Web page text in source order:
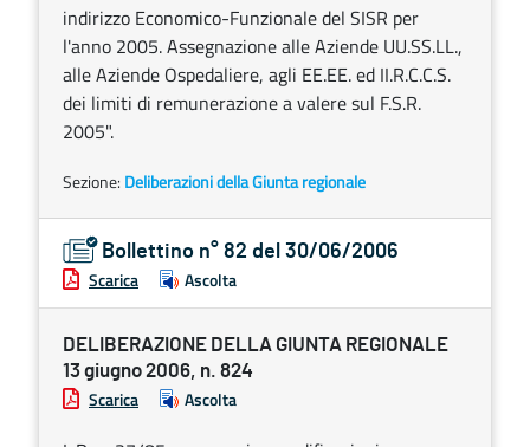
indirizzo Economico-Funzionale del SISR per
l'anno 2005. Assegnazione alle Aziende UU.SS.LL.,
alle Aziende Ospedaliere, agli EE.EE. ed II.R.C.C.S.
dei limiti di remunerazione a valere sul F.S.R.
2005".
Sezione: Deliberazioni della Giunta regionale
Bollettino n° 82 del 30/06/2006
Scarica Ascolta
DELIBERAZIONE DELLA GIUNTA REGIONALE
13 giugno 2006, n. 824
Scarica Ascolta